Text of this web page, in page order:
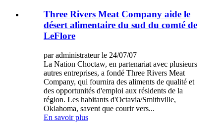
Three Rivers Meat Company aide le
désert alimentaire du sud du comté de
LeFlore
par administrateur le 24/07/07
La Nation Choctaw, en partenariat avec plusieurs
autres entreprises, a fondé Three Rivers Meat
Company, qui fournira des aliments de qualité et
des opportunités d'emploi aux résidents de la
région. Les habitants d'Octavia/Smithville,
Oklahoma, savent que courir vers...
En savoir plus